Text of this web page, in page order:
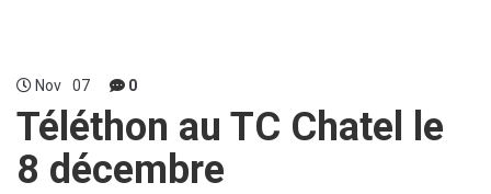
Nov 07 0
Téléthon au TC Chatel le
8 décembre